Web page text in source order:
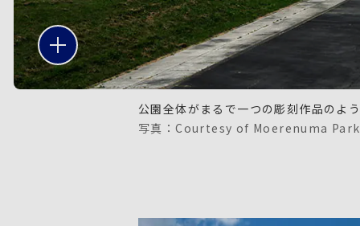
公園全体がまるで一つの彫刻作品のよ
写真：Courtesy of Moerenuma Park